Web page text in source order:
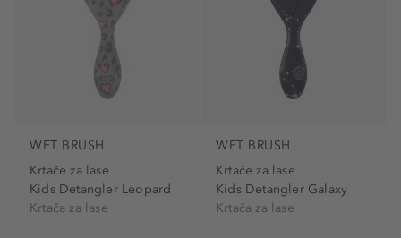
WET BRUSH
Krtače za lase
Kids Detangler Leopard
Krtača za lase
WET BRUSH
Krtače za lase
Kids Detangler Galaxy
Krtača za lase